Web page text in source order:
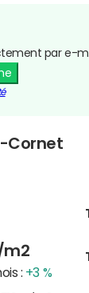
par e-
Cornet
: +3 %